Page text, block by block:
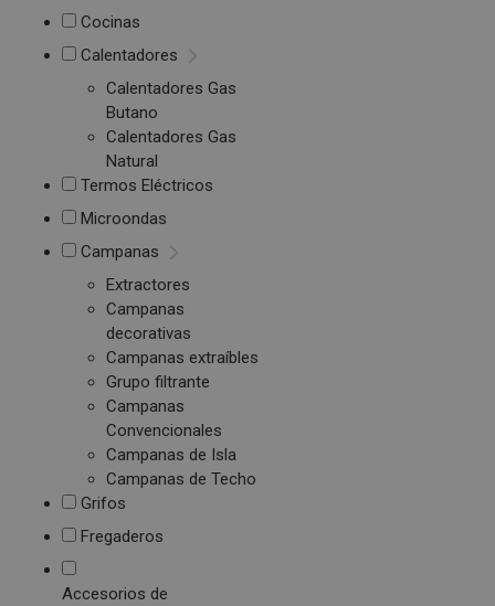
Cocinas
Calentadores
Calentadores Gas
Butano
Calentadores Gas
Natural
Termos Eléctricos
Microondas
Campanas
Extractores
Campanas
decorativas
Campanas extraíbles
Grupo filtrante
Campanas
Convencionales
Campanas de Isla
Campanas de Techo
Grifos
Fregaderos
Accesorios de